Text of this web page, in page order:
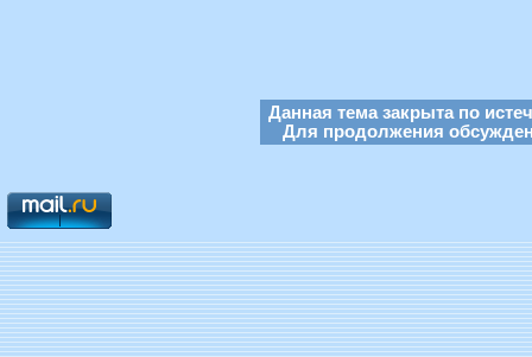
Данная тема закрыта по
Для продолжения